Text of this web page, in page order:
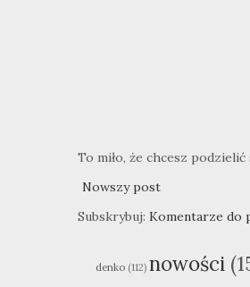
To miło, że chcesz
Nowszy post
Subskrybuj: Komentarze do
denko (112) nowości